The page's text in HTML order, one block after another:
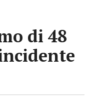
di 48